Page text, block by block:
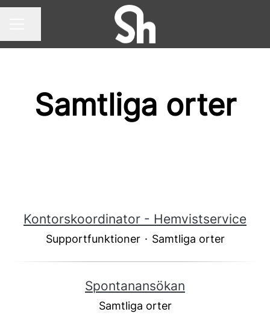
Samtliga orter
Kontorskoordinator - Hemvistservice
Supportfunktioner · Samtliga orter
Spontanansökan
Samtliga orter